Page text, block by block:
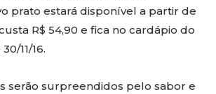
prato estará disponível a partir de
R$ 54,90 e fica no cardápio do
11/16.
serão surpreendidos pelo sabor e